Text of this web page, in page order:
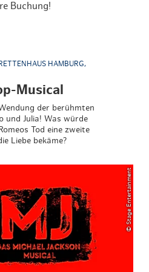
Buchung!
HAMBURG,
Musical
der berühmten
und Julia! Was würde
Tod eine zweite
Liebe bekäme?
© Stage Entertainment